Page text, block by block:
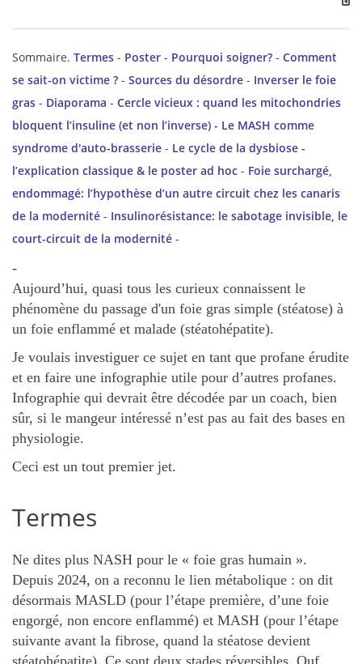
Sommaire. Termes - Poster - Pourquoi soigner? - Comment
se sait-on victime ? - Sources du désordre - Inverser le foie
gras - Diaporama - Cercle vicieux : quand les mitochondries
bloquent l’insuline (et non l’inverse) - Le MASH comme
syndrome d'auto-brasserie - Le cycle de la dysbiose -
l’explication classique & le poster ad hoc - Foie surchargé,
endommagé: l’hypothèse d’un autre circuit chez les canaris
de la modernité - Insulinorésistance: le sabotage invisible, le
court-circuit de la modernité -
-
Aujourd’hui, quasi tous les curieux connaissent le
phénomène du passage d'un foie gras simple (stéatose) à
un foie enflammé et malade (stéatohépatite).
Je voulais investiguer ce sujet en tant que profane érudite
et en faire une infographie utile pour d’autres profanes.
Infographie qui devrait être décodée par un coach, bien
sûr, si le mangeur intéressé n’est pas au fait des bases en
physiologie.
Ceci est un tout premier jet.
Termes
Ne dites plus NASH pour le « foie gras humain ».
Depuis 2024, on a reconnu le lien métabolique : on dit
désormais MASLD (pour l’étape première, d’une foie
engorgé, non encore enflammé) et MASH (pour l’étape
suivante avant la fibrose, quand la stéatose devient
stéatohépatite). Ce sont deux stades réversibles. Ouf.